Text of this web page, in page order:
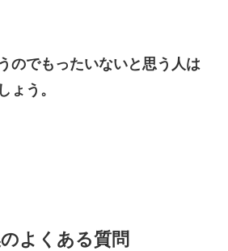
のでもったいないと思う人は
ょう。
よくある質問